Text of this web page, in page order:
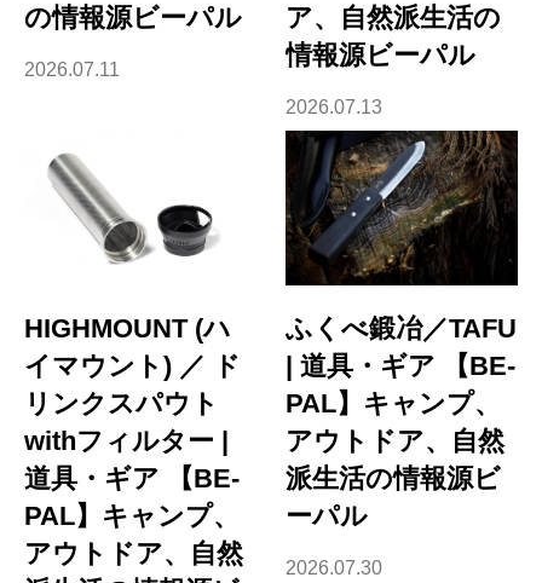
の情報源ビーパル
2026.07.11
ア、自然派生活の
情報源ビーパル
2026.07.13
HIGHMOUNT (ハ
イマウント) ／ ド
リンクスパウト
withフィルター |
道具・ギア 【BE-
PAL】キャンプ、
アウトドア、自然
ふくべ鍛冶／TAFU
| 道具・ギア 【BE-
PAL】キャンプ、
アウトドア、自然
派生活の情報源ビ
ーパル
2026.07.30